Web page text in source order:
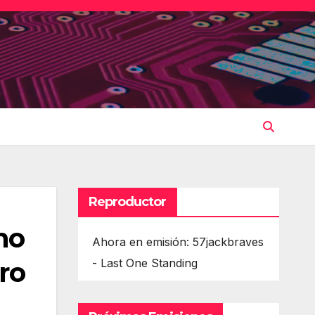
Reproductor
Ahora en emisión: 57jackbraves
- Last One Standing